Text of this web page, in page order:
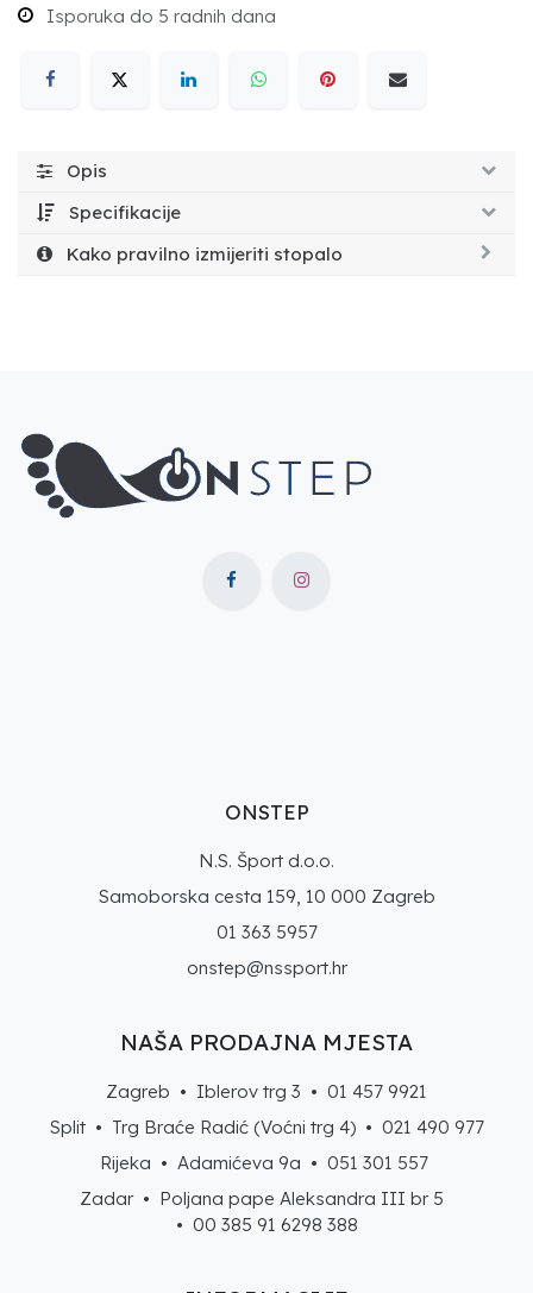
Isporuka do 5 radnih dana
Opis
Specifikacije
Kako pravilno izmijeriti stopalo
ONSTEP
N.S. Šport d.o.o.
Samoborska cesta 159, 10 000 Zagreb
01 363 5957
onstep@nssport.hr
NAŠA PRODAJNA MJESTA
Zagreb • Iblerov trg 3 • 01 457 9921
Split • Trg Braće Radić (Voćni trg 4) • 021 490 977
Rijeka • Adamićeva 9a • 051 301 557
Zadar • Poljana pape Aleksandra III br 5
• 00 385 91 6298 388